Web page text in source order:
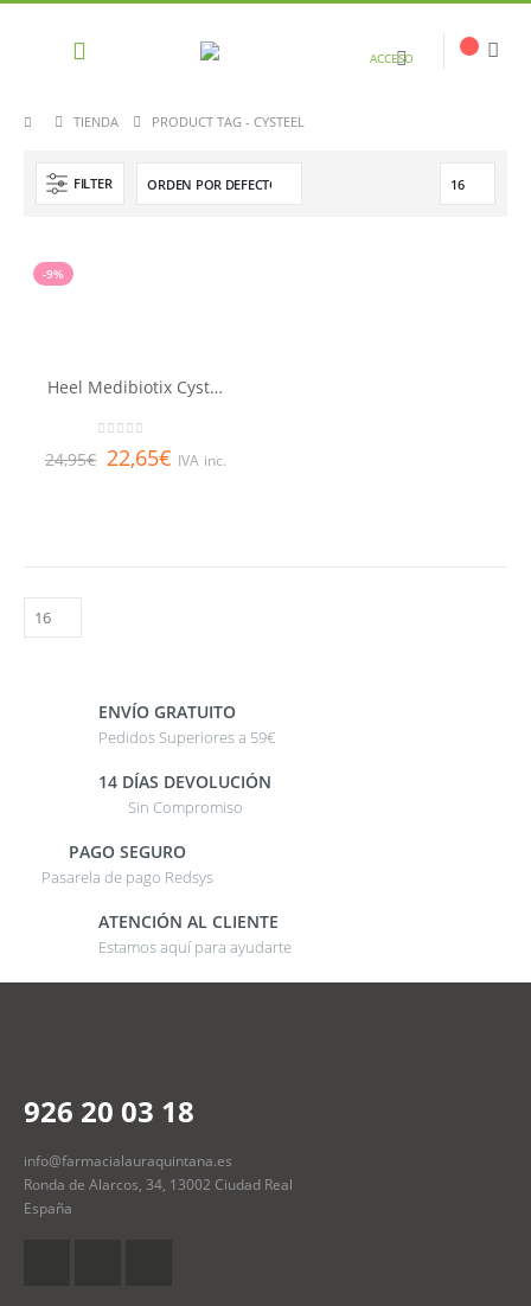
ACCESO
TIENDA PRODUCT TAG - CYSTEEL
FILTER
-9%
Heel Medibiotix Cysteel Balance 28 sobres
24,95€ 22,65€ IVA inc.
ENVÍO GRATUITO
Pedidos Superiores a 59€
14 DÍAS DEVOLUCIÓN
Sin Compromiso
PAGO SEGURO
Pasarela de pago Redsys
ATENCIÓN AL CLIENTE
Estamos aquí para ayudarte
926 20 03 18
info@farmacialauraquintana.es
Ronda de Alarcos, 34, 13002 Ciudad Real
España